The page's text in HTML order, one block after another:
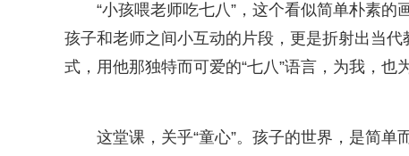
“小孩喂老师吃七八”，这个看似简单朴素
孩子和老师之间小互动的片段，更是折射出当
式，用他那独特而可爱的“七八”语言，为我，也
这堂课，关乎“童心”。孩子的世界，是简